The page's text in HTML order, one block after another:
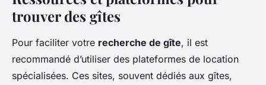
trouver des gîtes
Pour faciliter votre recherche de gîte, il est
recommandé d’utiliser des plateformes de location
spécialisées. Ces sites, souvent dédiés aux gîtes,